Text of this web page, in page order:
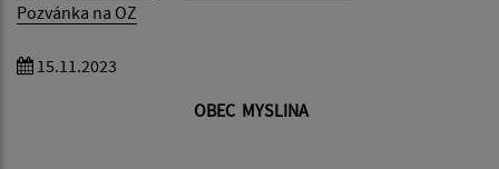
Pozvánka na OZ
15.11.2023
OBEC MYSLINA